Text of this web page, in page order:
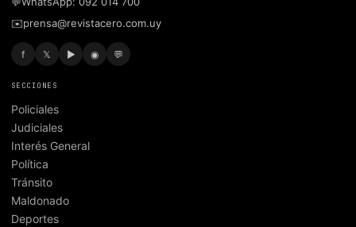
✉️prensa@revistacero.com.uy
f 𝕏 ▶ ◉ 💬
SECCIONES
Policiales
Judiciales
Interés General
Política
Tránsito
Maldonado
Deportes